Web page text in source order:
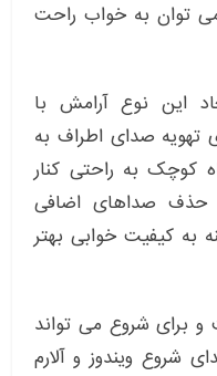
می توان به خواب راحت
این نوع آرامش با
صدای اطراف به
کوچک به راحتی کنار
حذف صداهای اضافی
به کیفیت خوابی بهتر
و برای شروع می تواند
شروع ویندوز و آلارم